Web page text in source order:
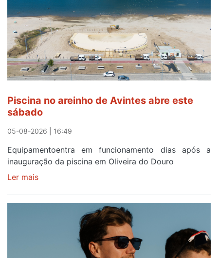
eclipse
solar
esgotam
em
menos
de
24
após
campanha
reforço
Piscina no areinho de Avintes abre este
sábado
05-08-2026 | 16:49
Equipamentoentra em funcionamento dias após a
inauguração da piscina em Oliveira do Douro
Ler mais
no